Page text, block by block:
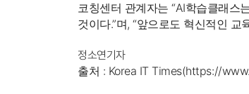
코칭센터 관계자는 “AI학습클래
것이다.”며, “앞으로도 혁신적인
정소연기자
출처 : Korea IT Times(https://